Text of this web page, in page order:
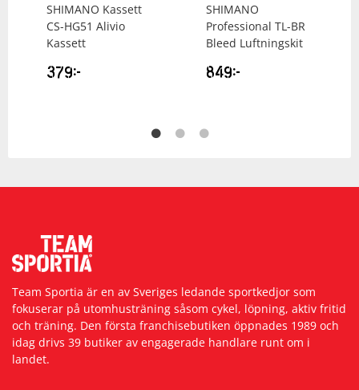
SHIMANO Kassett
CS-HG51 Alivio
Kassett
379kr
SHIMANO
Professional TL-BR
Bleed Luftningskit
849kr
Team Sportia är en av Sveriges ledande sportkedjor som
fokuserar på utomhusträning såsom cykel, löpning, aktiv fritid
och träning. Den första franchisebutiken öppnades 1989 och
idag drivs 39 butiker av engagerade handlare runt om i
landet.